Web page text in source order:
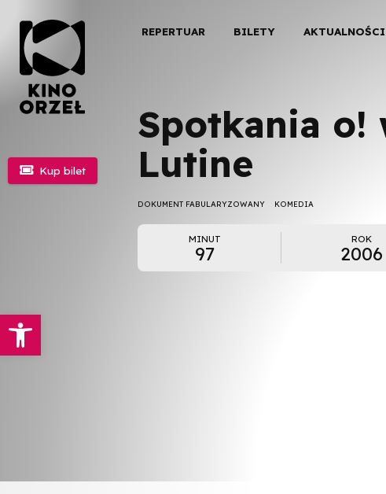
Otwórz pasek narzędzi
REPERTUAR BILETY AKTUALNOŚCI
Spotkania o!
Lutine
DOKUMENT FABULARYZOWANY KOMEDIA
MINUT
97
ROK
2006
 Kup bilet